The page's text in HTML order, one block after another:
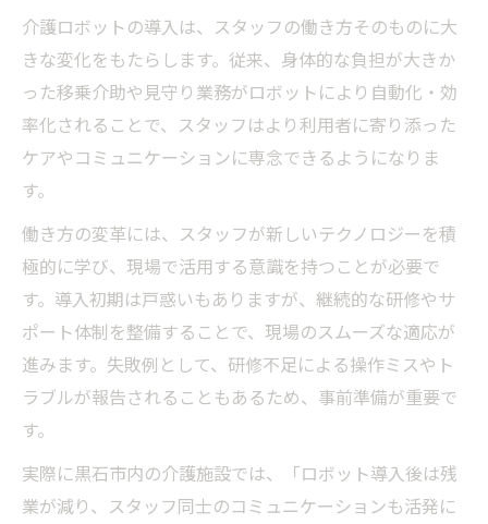
介護ロボットの導入は、スタッフの働き方そのものに大
きな変化をもたらします。従来、身体的な負担が大きか
った移乗介助や見守り業務がロボットにより自動化・効
率化されることで、スタッフはより利用者に寄り添った
ケアやコミュニケーションに専念できるようになりま
す。
働き方の変革には、スタッフが新しいテクノロジーを積
極的に学び、現場で活用する意識を持つことが必要で
す。導入初期は戸惑いもありますが、継続的な研修やサ
ポート体制を整備することで、現場のスムーズな適応が
進みます。失敗例として、研修不足による操作ミスやト
ラブルが報告されることもあるため、事前準備が重要で
す。
実際に黒石市内の介護施設では、「ロボット導入後は残
業が減り、スタッフ同士のコミュニケーションも活発に